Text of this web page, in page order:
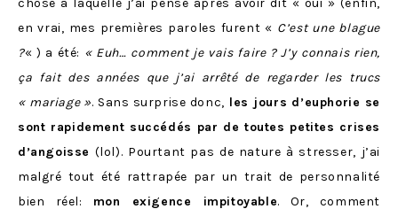
chose à laquelle j’ai pensé après avoir dit « oui » (enfin,
en vrai, mes premières paroles furent « C’est une blague
?« ) a été: « Euh… comment je vais faire ? J’y connais rien,
ça fait des années que j’ai arrêté de regarder les trucs
« mariage ». Sans surprise donc, les jours d’euphorie se
sont rapidement succédés par de toutes petites crises
d’angoisse (lol). Pourtant pas de nature à stresser, j’ai
malgré tout été rattrapée par un trait de personnalité
bien réel: mon exigence impitoyable. Or, comment